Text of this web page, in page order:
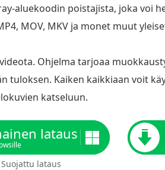
aluekoodin poistajista, joka voi
MOV, MKV ja monet muut
Ohjelma tarjoaa
tuloksen. Kaiken kaikkiaan voit
katseluun.
lataus
Suojattu lataus